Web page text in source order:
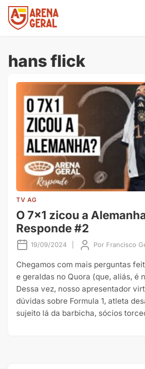
hans flick
TV AG
O 7×1 zicou a
Responde #2
19/09/2024 Por Francisco
Chegamos com mais perguntas
e geraldas no Quora (que, aliás, é
Dessa vez, nosso apresentador
dúvidas sobre Formula 1, atleta
sujeito lá da barbicha, sócios